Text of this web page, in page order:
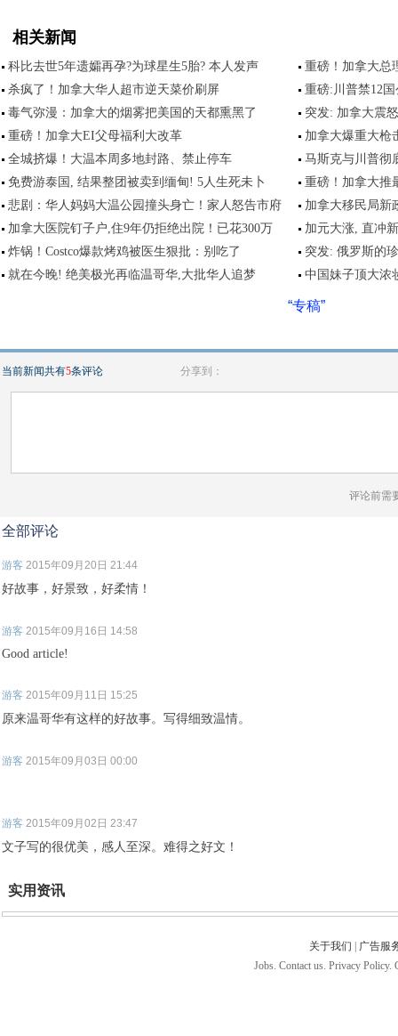
相关新闻
科比去世5年遗孀再孕?为球星生5胎? 本人发声
重磅！加拿大总
杀疯了！加拿大华人超市逆天菜价刷屏
重磅:川普禁12
毒气弥漫：加拿大的烟雾把美国的天都熏黑了
突发: 加拿大震
重磅！加拿大EI父母福利大改革
加拿大爆重大枪
全城挤爆！大温本周多地封路、禁止停车
马斯克与川普彻
免费游泰国, 结果整团被卖到缅甸! 5人生死未卜
重磅！加拿大推
悲剧：华人妈妈大温公园撞头身亡！家人怒告市府
加拿大移民局新
加拿大医院钉子户,住9年仍拒绝出院！已花300万
加元大涨, 直冲
炸锅！Costco爆款烤鸡被医生狠批：别吃了
突发: 俄罗斯的
就在今晚! 绝美极光再临温哥华,大批华人追梦
中国妹子顶大浓
“专稿”
当前新闻共有5条评论 分享到：
评论前需
全部评论
游客 2015年09月20日 21:44
好故事，好景致，好柔情！
游客 2015年09月16日 14:58
Good article!
游客 2015年09月11日 15:25
原来温哥华有这样的好故事。写得细致温情。
游客 2015年09月03日 00:00
游客 2015年09月02日 23:47
文子写的很优美，感人至深。难得之好文！
实用资讯
关于我们
广告服
Jobs. Contact us. Privacy